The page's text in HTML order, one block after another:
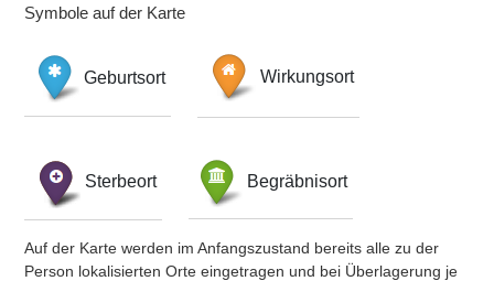
Symbole auf der Karte
Geburtsort Wirkungsort
Sterbeort Begräbnisort
Auf der Karte werden im Anfangszustand bereits alle zu der
Person lokalisierten Orte eingetragen und bei Überlagerung je